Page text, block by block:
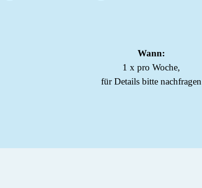
Wann:
1 x pro Woche,
für Details bitte nachfragen